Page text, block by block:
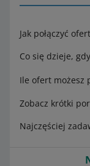
Jak połączyć
Co się dzieje,
Ile ofert możesz
Zobacz krótki
Najczęściej